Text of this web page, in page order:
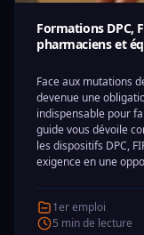
Formations DPC,
pharmaciens et
Face aux mutations
devenue une
indispensable pour
guide vous dévoile
les dispositifs DPC,
exigence en une
1er emploi
5 min de lecture